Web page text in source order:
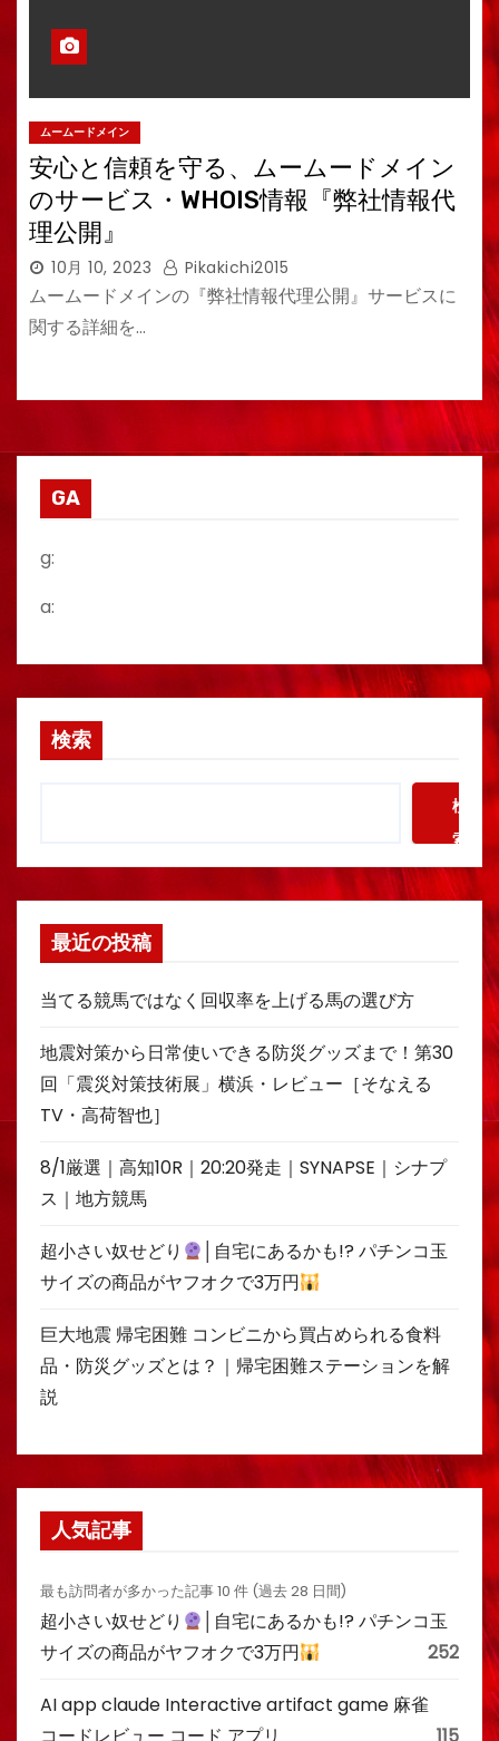
ムームードメイン
安心と信頼を守る、ムームードメイン
のサービス・WHOIS情報『弊社情報代
理公開』
10月 10, 2023 Pikakichi2015
ムームードメインの『弊社情報代理公開』サービスに
関する詳細を…
GA
g:
a:
検索
検
索
最近の投稿
当てる競馬ではなく回収率を上げる馬の選び方
地震対策から日常使いできる防災グッズまで！第30
回「震災対策技術展」横浜・レビュー［そなえる
TV・高荷智也］
8/1厳選｜高知10R｜20:20発走｜SYNAPSE｜シナプ
ス｜地方競馬
超小さい奴せどり
│自宅にあるかも!? パチンコ玉
サイズの商品がヤフオクで3万円
巨大地震 帰宅困難 コンビニから買占められる食料
品・防災グッズとは？｜帰宅困難ステーションを解
説
人気記事
最も訪問者が多かった記事 10 件 (過去 28 日間)
超小さい奴せどり
│自宅にあるかも!? パチンコ玉
サイズの商品がヤフオクで3万円
252
AI app claude Interactive artifact game 麻雀